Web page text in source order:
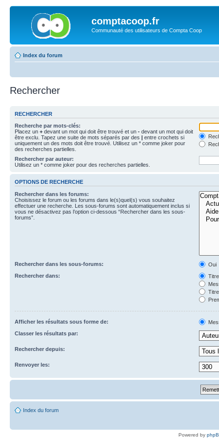
comptacoop.fr
Communauté des utilisateurs de Compta Coop
Index du forum
Rechercher
RECHERCHER
Recherche par mots-clés:
Placez un + devant un mot qui doit être trouvé et un - devant un mot qui doit
être exclu. Tapez une suite de mots séparés par des | entre crochets si
uniquement un des mots doit être trouvé. Utilisez un * comme joker pour
des recherches partielles.
Rechercher par auteur:
Utilisez un * comme joker pour des recherches partielles.
OPTIONS DE RECHERCHE
Rechercher dans les forums:
Choisissez le forum ou les forums dans le(s)quel(s) vous souhaitez
effectuer une recherche. Les sous-forums sont automatiquement inclus si
vous ne désactivez pas l’option ci-dessous “Rechercher dans les sous-
forums”.
Rechercher dans les sous-forums:
Oui
Rechercher dans:
Afficher les résultats sous forme de:
Classer les résultats par:
Rechercher depuis:
Renvoyer les:
Index du forum
Powered by